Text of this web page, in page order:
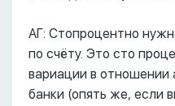
АГ: Стопроцентно
по счёту. Это сто
вариации в отношении
банки (опять же, если